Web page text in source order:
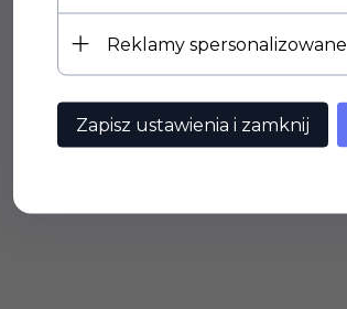
Reklamy spersonalizowane
Zapisz ustawienia i zamknij